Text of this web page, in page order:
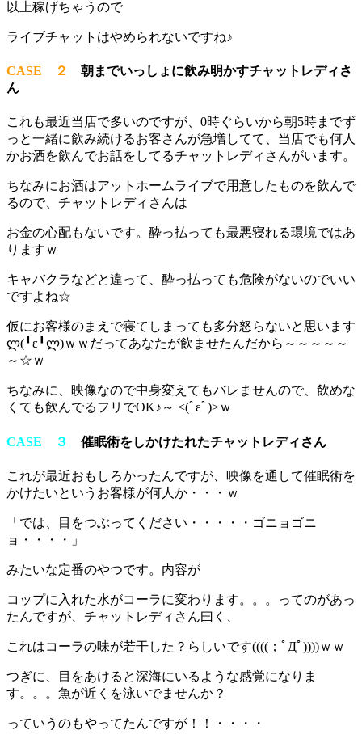
以上稼げちゃうので
ライブチャットはやめられないですね♪
CASE ２
朝までいっしょに飲み明かすチャットレディさ
ん
これも最近当店で多いのですが、0時ぐらいから朝5時までず
っと一緒に飲み続けるお客さんが急増してて、当店でも何人
かお酒を飲んでお話をしてるチャットレディさんがいます。
ちなみにお酒はアットホームライブで用意したものを飲んで
るので、チャットレディさんは
お金の心配もないです。酔っ払っても最悪寝れる環境ではあ
りますｗ
キャバクラなどと違って、酔っ払っても危険がないのでいい
ですよね☆
仮にお客様のまえで寝てしまっても多分怒らないと思います
ლ(╹ε╹ლ)ｗｗだってあなたが飲ませたんだから～～～～～
～☆ｗ
ちなみに、映像なので中身変えてもバレませんので、飲めな
くても飲んでるフリでOK♪～ <(ﾟεﾟ)>ｗ
CASE ３ 催眠術をしかけたれたチャットレディさん
これが最近おもしろかったんですが、映像を通して催眠術を
かけたいというお客様が何人か・・・ｗ
「では、目をつぶってください・・・・・ゴニョゴニ
ョ・・・・」
みたいな定番のやつです。内容が
コップに入れた水がコーラに変わります。。。ってのがあっ
たんですが、チャットレディさん曰く、
これはコーラの味が若干した？らしいです((((；ﾟДﾟ))))ｗｗ
つぎに、目をあけると深海にいるような感覚になりま
す。。。魚が近くを泳いでませんか？
っていうのもやってたんですが！！・・・・